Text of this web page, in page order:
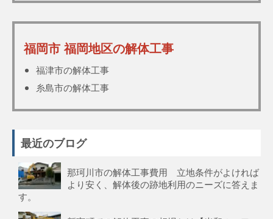
福岡市 福岡地区の解体工事
福津市の解体工事
糸島市の解体工事
最近のブログ
那珂川市の解体工事費用 立地条件がよければ
より安く、解体後の跡地利用のニーズに答えま
す。